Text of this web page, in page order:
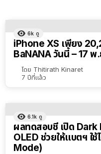
6k ดู
iPhone XS เพียง
BaNANA วันนี้ – 17 พ
โดย Thitirath Kinaret
7 ปีที่แล้ว
6.1k ดู
ผลทดสอบชี้ เปิด
OLED ช่วยให้แบตฯ ใ
Mode)